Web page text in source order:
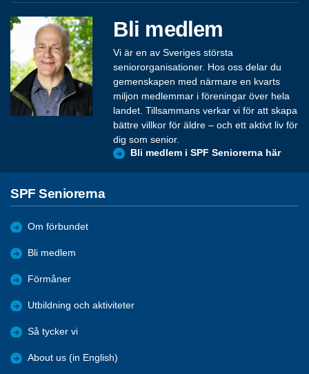
Bli medlem
Vi är en av Sveriges största
seniororganisationer. Hos oss delar du
gemenskapen med närmare en kvarts
miljon medlemmar i föreningar över hela
landet. Tillsammans verkar vi för att skapa
bättre villkor för äldre – och ett aktivt liv för
dig som senior.
Bli medlem i SPF Seniorerna här
SPF Seniorerna
Om förbundet
Bli medlem
Förmåner
Utbildning och aktiviteter
Så tycker vi
About us (in English)